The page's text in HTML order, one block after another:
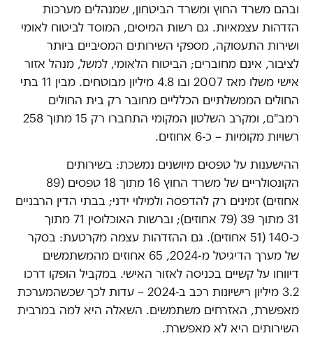
ובהם משרד החוץ ומשרד הביטחון, שמנהלים מערכות
הזדהות עצמאיות. גם רשות המיסים, המוסד לביטוח לאומי
ושירות התעסוקה, מספקי השירותים המסיביים ביותר
לציבור, אינם מחוברים; הביטוח הלאומי, למשל, מנהל אזור
אישי משלו מאז 2007 ובו 4.8 מיליון מבוטחים. מבין 11 בתי
החולים הממשלתיים הכלליים מחובר רק בית החולים
רמב"ם, ומקרב השלטון המקומי התחברו רק 15 מתוך 258
רשויות מקומיות – כ-6 אחוזים.
ההישענות על טפסים מיושנים נמשכת: בשירותים
הקונסולריים של משרד החוץ 16 מתוך 18 טפסים (89
אחוזים) זמינים רק להדפסה ולמילוי ידני; בבתי הדין הרבניים
31 מתוך 39 (79 אחוזים); וברשות האוכלוסין 71 מתוך
כ-140 (51 אחוזים). גם ההזדהות עצמה מקרטעת: בסקר
של מערך הדיגיטל מ-2024, 65 אחוזים מהמשתמשים
דיווחו על קשיים בכניסה לאזור האישי. במקביל הופקו דרכו
3.2 מיליון רישיונות רכב ב-2024 – עדות לכך שכשהמערכת
מאפשרת, האזרחים משתמשים. השאלה היא למה במרבית
השירותים היא לא מאפשרת.